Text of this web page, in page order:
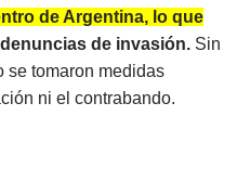
de Argentina, lo que
de invasión. Sin
se tomaron medidas
ni el contrabando.